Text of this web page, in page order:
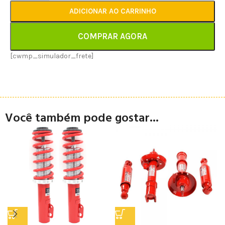
ADICIONAR AO CARRINHO
COMPRAR AGORA
[cwmp_simulador_frete]
Você também pode gostar...